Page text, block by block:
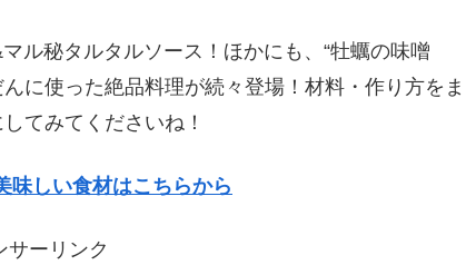
ル秘タルタルソース！ほかにも、“牡蠣の味噌
に使った絶品料理が続々登場！ 材料・作り方をま
てみてくださいね！
味しい食材はこちらから
サーリンク